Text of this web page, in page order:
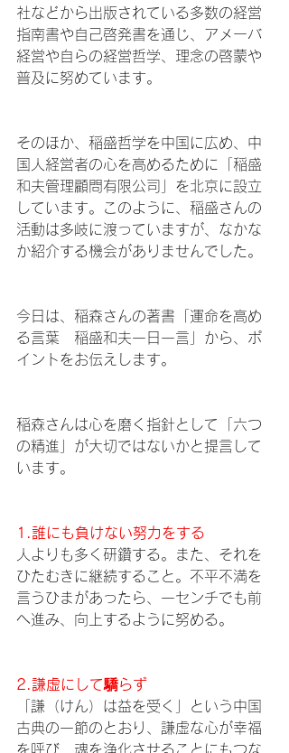
社などから出版されている多数の経営
指南書や自己啓発書を通じ、アメーバ
経営や自らの経営哲学、理念の啓蒙や
普及に努めています。
そのほか、稲盛哲学を中国に広め、中
国人経営者の心を高めるために「稲盛
和夫管理顧問有限公司」を北京に設立
しています。このように、稲盛さんの
活動は多岐に渡っていますが、なかな
か紹介する機会がありませんでした。
今日は、稲森さんの著書「運命を高め
る言葉　稲盛和夫一日一言」から、ポ
イントをお伝えします。
稲森さんは心を磨く指針として「六つ
の精進」が大切ではないかと提言して
います。
1.誰にも負けない努力をする
人よりも多く研鑽する。また、それを
ひたむきに継続すること。不平不満を
言うひまがあったら、一センチでも前
へ進み、向上するように努める。
2.謙虚にして驕らず
「謙（けん）は益を受く」という中国
古典の一節のとおり、謙虚な心が幸福
を呼び、魂を浄化させることにもつな